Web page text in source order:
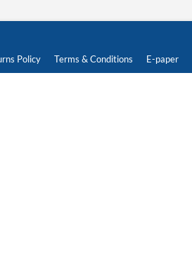
Policy Terms & Conditions E-paper